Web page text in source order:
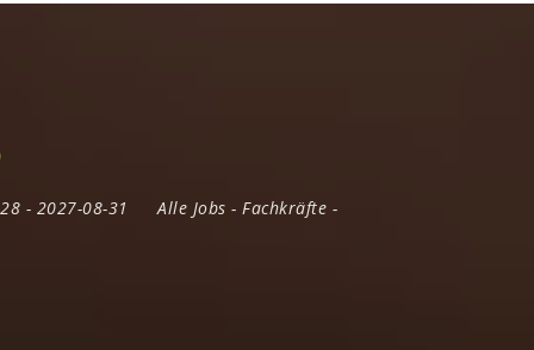
- 2027-08-31 Alle Jobs - Fachkräfte -